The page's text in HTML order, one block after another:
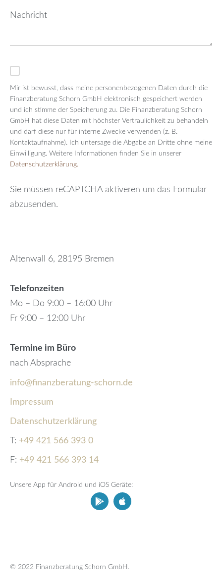
Mir ist bewusst, dass meine personenbezogenen Daten durch die
Finanzberatung Schorn GmbH elektronisch gespeichert werden
und ich stimme der Speicherung zu. Die Finanzberatung Schorn
GmbH hat diese Daten mit höchster Vertraulichkeit zu behandeln
und darf diese nur für interne Zwecke verwenden (z. B.
Kontaktaufnahme). Ich untersage die Abgabe an Dritte ohne meine
Einwilligung. Weitere Informationen finden Sie in unserer
Datenschutzerklärung.
Sie müssen reCAPTCHA aktiveren um das Formular
abzusenden.
Altenwall 6, 28195 Bremen
Telefonzeiten
Mo – Do 9:00 – 16:00 Uhr
Fr 9:00 – 12:00 Uhr
Termine im Büro
nach Absprache
info@finanzberatung-schorn.de
Impressum
Datenschutzerklärung
T: +49 421 566 393 0
F: +49 421 566 393 14
Unsere App für Android und iOS Geräte:
© 2022 Finanzberatung Schorn GmbH.